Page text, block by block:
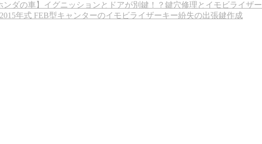
ンダの車】イグニッションとドアが別鍵！？鍵穴修理とイモビライザ
年式 FEB型キャンターのイモビライザーキー紛失の出張鍵作成